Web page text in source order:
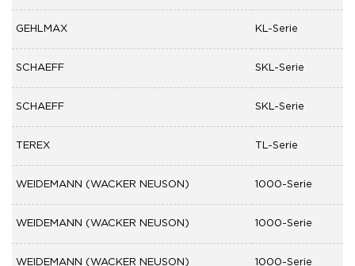
GEHLMAX KL-Serie
SCHAEFF SKL-Serie
SCHAEFF SKL-Serie
TEREX TL-Serie
WEIDEMANN (WACKER NEUSON) 1000-Serie
WEIDEMANN (WACKER NEUSON) 1000-Serie
WEIDEMANN (WACKER NEUSON) 1000-Serie